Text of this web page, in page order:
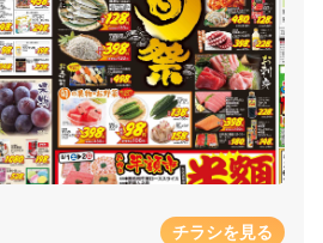
チラシを見る